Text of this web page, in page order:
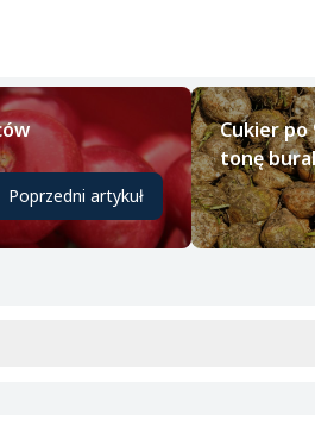
Poprzedni artykuł
Cukier po
tonę